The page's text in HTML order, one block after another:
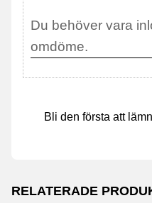
Bli den första att
RELATERADE